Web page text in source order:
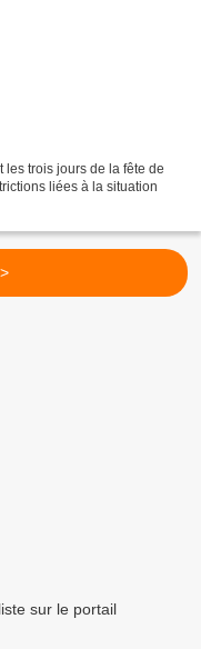
les trois jours de la fête de
liées à la situation
sur le portail